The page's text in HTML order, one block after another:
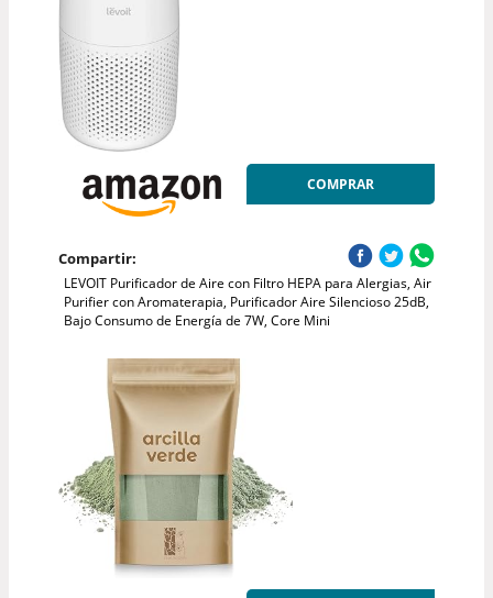
COMPRAR
Compartir:
LEVOIT Purificador de Aire con Filtro HEPA para Alergias, Air
Purifier con Aromaterapia, Purificador Aire Silencioso 25dB,
Bajo Consumo de Energía de 7W, Core Mini